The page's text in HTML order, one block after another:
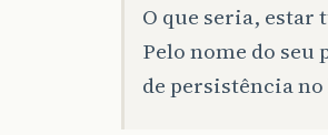
O que seria, estar
Pelo nome do seu
de persistência